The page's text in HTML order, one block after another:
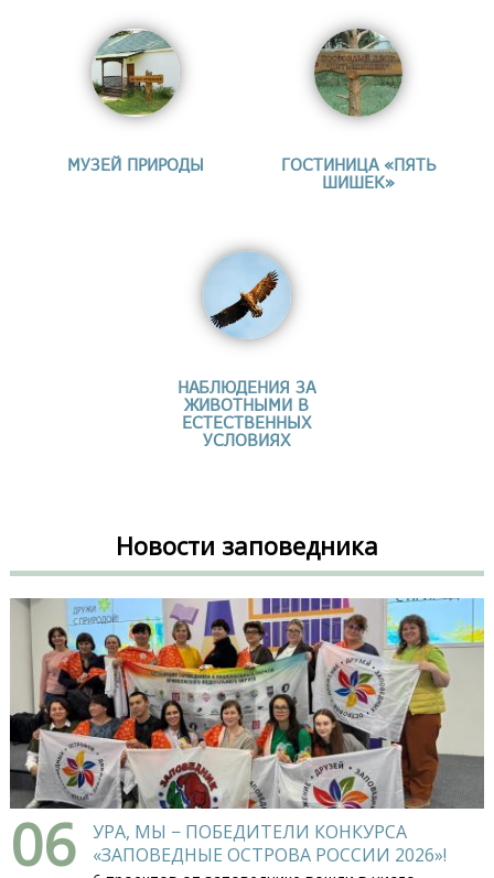
МУЗЕЙ ПРИРОДЫ
ГОСТИНИЦА «ПЯТЬ
ШИШЕК»
НАБЛЮДЕНИЯ ЗА
ЖИВОТНЫМИ В
ЕСТЕСТВЕННЫХ
УСЛОВИЯХ
Новости заповедника
06
УРА, МЫ − ПОБЕДИТЕЛИ КОНКУРСА
«ЗАПОВЕДНЫЕ ОСТРОВА РОССИИ 2026»!